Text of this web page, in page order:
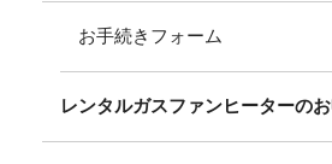
お手続きフォーム
レンタルガスファンヒーターの